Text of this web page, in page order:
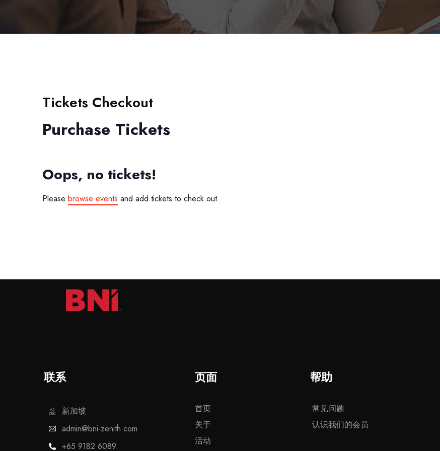
Tickets Checkout
Purchase Tickets
Oops, no tickets!
Please browse events and add tickets to check out.
联系
新加坡
admin@bni-zenith.com
+65 9182 6089
页面 帮助
首页
关于
活动
常见问题
认识我们的会员